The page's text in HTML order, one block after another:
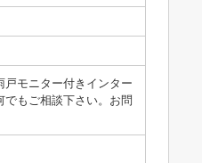
モニター付きインター
もご相談下さい。お問